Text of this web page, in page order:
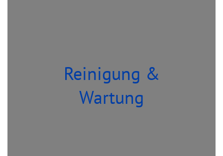
Reinigung &
Wartung